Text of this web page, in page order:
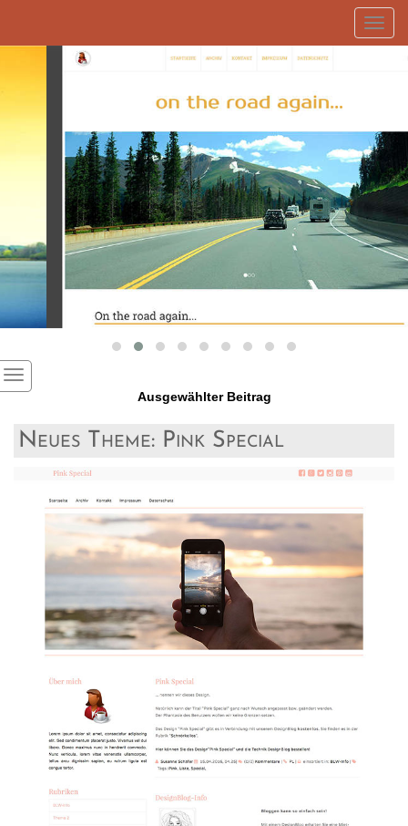
Ausgewählter Beitrag
Neues Theme: Pink Special